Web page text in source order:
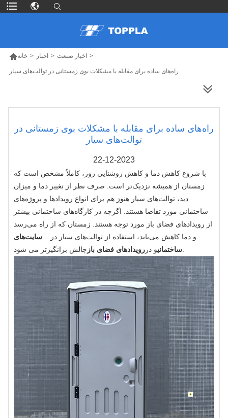
خانه > اخبار > اخبار صنعت >
راه‌های ساده برای مقابله با مشکلات بوی زمستانی در توالت‌های سیار
راه‌های ساده برای مقابله با مشکلات بوی زمستانی در
توالت‌های سیار
22-12-2023
با شروع کاهش دما و کاهش روشنایی روز، کاملاً مشخص است که
زمستان از همیشه نزدیک‌تر است. صرف نظر از تغییر دما و میزان
دید، توالت‌های سیار هنوز هم برای انواع رویدادها و پروژه‌های
ساختمانی مورد تقاضا هستند. اگرچه در کارگاه‌های ساختمانی بیشتر
از رویدادهای فضای باز مورد توجه هستند. زمستان که از راه می‌رسد
و دما کاهش می‌یابد، استفاده از توالت‌های سیار در ... سایت‌های
ساختمانیو در رویدادهای فضای باز